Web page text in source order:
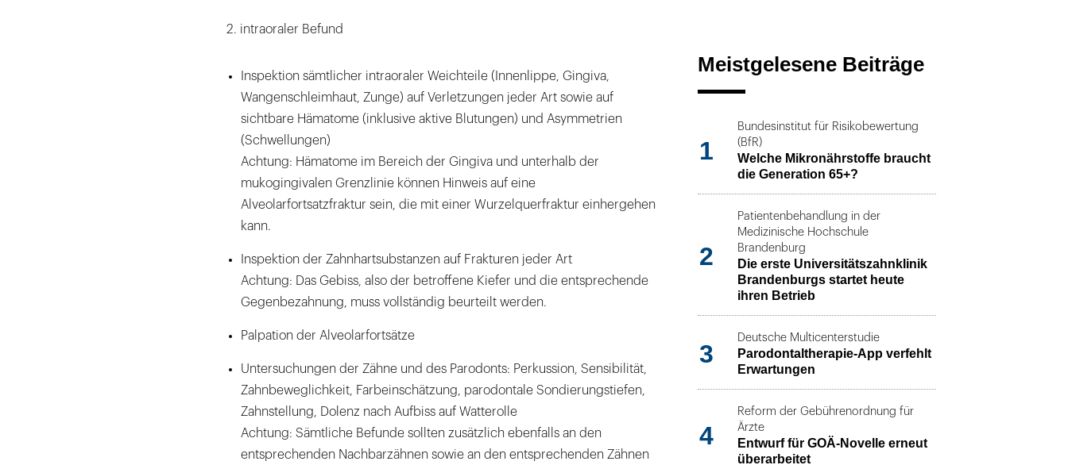
2. intraoraler Befund
Inspektion sämtlicher intraoraler Weichteile (Innenlippe, Gingiva,
Wangenschleimhaut, Zunge) auf Verletzungen jeder Art sowie auf
sichtbare Hämatome (inklusive aktive Blutungen) und Asymmetrien
(Schwellungen)
Achtung: Hämatome im Bereich der Gingiva und unterhalb der
mukogingivalen Grenzlinie können Hinweis auf eine
Alveolarfortsatzfraktur sein, die mit einer Wurzelquerfraktur einhergehen
kann.
Inspektion der Zahnhartsubstanzen auf Frakturen jeder Art
Achtung: Das Gebiss, also der betroffene Kiefer und die entsprechende
Gegenbezahnung, muss vollständig beurteilt werden.
Palpation der Alveolarfortsätze
Untersuchungen der Zähne und des Parodonts: Perkussion, Sensibilität,
Zahnbeweglichkeit, Farb­einschätzung, parodontale Sondierungstiefen,
Zahnstellung, Dolenz nach Aufbiss auf Watterolle
Achtung: Sämtliche Befunde sollten zusätzlich ebenfalls an den
entsprechenden Nachbarzähnen sowie an den entsprechenden Zähnen
Meistgelesene Beiträge
1
Bundesinstitut für Risikobewertung
(BfR)
Welche Mikronährstoffe braucht
die Generation 65+?
2
Patientenbehandlung in der
Medizinische Hochschule
Brandenburg
Die erste Universitätszahnklinik
Brandenburgs startet heute
ihren Betrieb
3
Deutsche Multicenterstudie
Parodontaltherapie-App verfehlt
Erwartungen
4
Reform der Gebührenordnung für
Ärzte
Entwurf für GOÄ-Novelle erneut
überarbeitet